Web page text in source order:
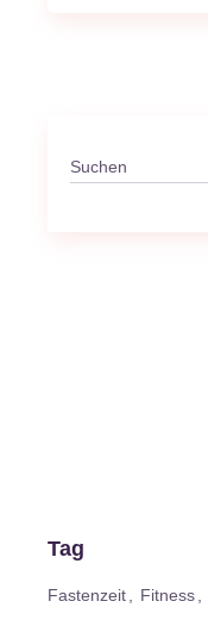
Search
for:
Tag
Fastenzeit Fitness